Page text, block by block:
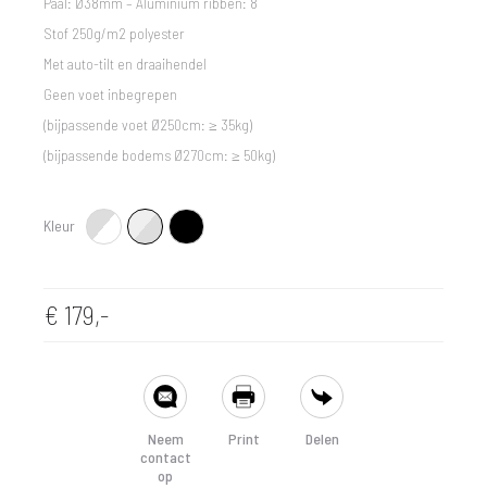
Stof 250g/m2 polyester
Met auto-tilt en draaihendel
Geen voet inbegrepen
(bijpassende voet Ø250cm: ≥ 35kg)
(bijpassende bodems Ø270cm: ≥ 50kg)
Kleur
Wit/lichtgrijsZilver/Lichtgrijs
Zwart/Zwart
€ 179,-
Neem
contact
op
Print Delen